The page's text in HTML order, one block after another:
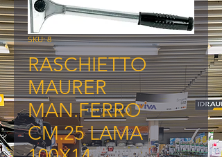
SKU: 8
RASCHIETTO
MAURER
MAN.FERRO
CM.25 LAMA